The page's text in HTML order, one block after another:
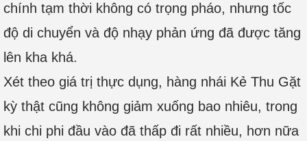
chính tạm thời không có trọng pháo, nhưng tốc
độ di chuyển và độ nhạy phản ứng đã được tăng
lên kha khá.
Xét theo giá trị thực dụng, hàng nhái Kẻ Thu Gặt
kỳ thật cũng không giảm xuống bao nhiêu, trong
khi chi phi đầu vào đã thấp đi rất nhiều, hơn nữa